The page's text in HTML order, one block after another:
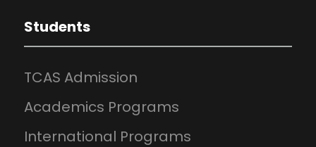
Students
TCAS Admission
Academics Programs
International Programs